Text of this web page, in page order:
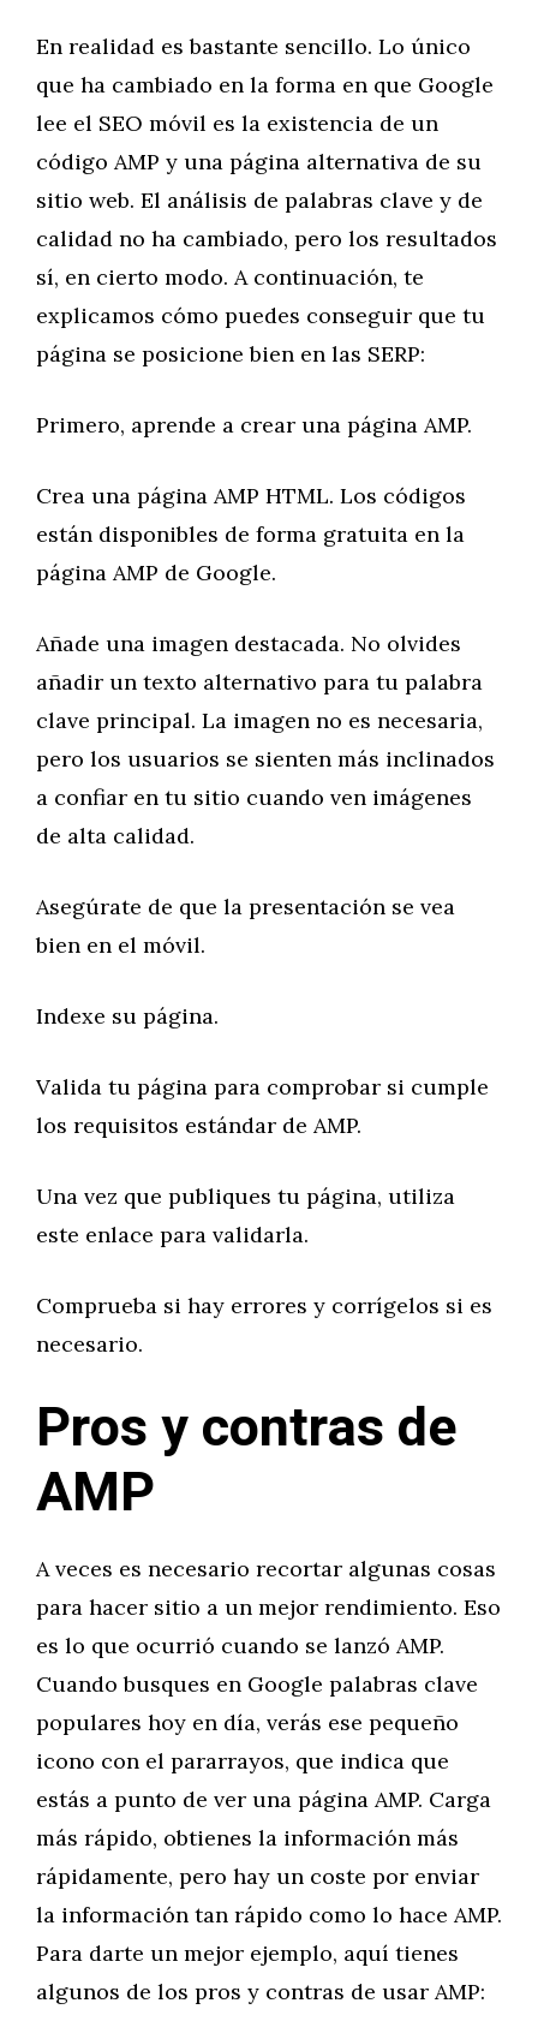
En realidad es bastante sencillo. Lo único
que ha cambiado en la forma en que Google
lee el SEO móvil es la existencia de un
código AMP y una página alternativa de su
sitio web. El análisis de palabras clave y de
calidad no ha cambiado, pero los resultados
sí, en cierto modo. A continuación, te
explicamos cómo puedes conseguir que tu
página se posicione bien en las SERP:
Primero, aprende a crear una página AMP.
Crea una página AMP HTML. Los códigos
están disponibles de forma gratuita en la
página AMP de Google.
Añade una imagen destacada. No olvides
añadir un texto alternativo para tu palabra
clave principal. La imagen no es necesaria,
pero los usuarios se sienten más inclinados
a confiar en tu sitio cuando ven imágenes
de alta calidad.
Asegúrate de que la presentación se vea
bien en el móvil.
Indexe su página.
Valida tu página para comprobar si cumple
los requisitos estándar de AMP.
Una vez que publiques tu página, utiliza
este enlace para validarla.
Comprueba si hay errores y corrígelos si es
necesario.
Pros y contras de
AMP
A veces es necesario recortar algunas cosas
para hacer sitio a un mejor rendimiento. Eso
es lo que ocurrió cuando se lanzó AMP.
Cuando busques en Google palabras clave
populares hoy en día, verás ese pequeño
icono con el pararrayos, que indica que
estás a punto de ver una página AMP. Carga
más rápido, obtienes la información más
rápidamente, pero hay un coste por enviar
la información tan rápido como lo hace AMP.
Para darte un mejor ejemplo, aquí tienes
algunos de los pros y contras de usar AMP: